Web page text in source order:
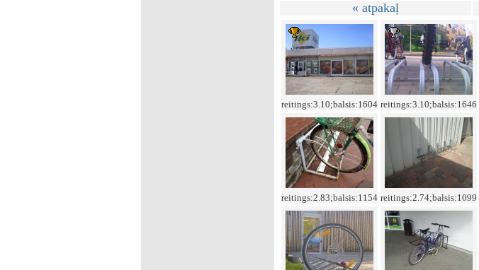
« atpakaļ
reitings:3.10;balsis:1604 reitings:3.10;balsis:1646
reitings:2.83;balsis:1154 reitings:2.74;balsis:1099